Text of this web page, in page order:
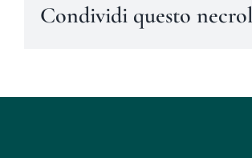
Condividi questo